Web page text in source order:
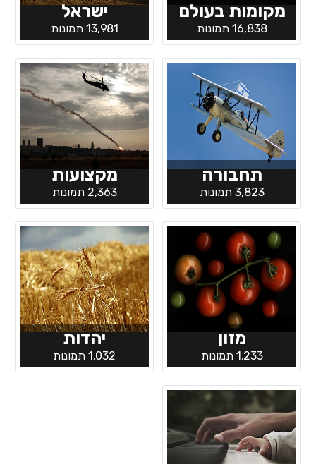
מקומות בעולם
16,838 תמונות
ישראל
13,981 תמונות
תחבורה
3,823 תמונות
מקצועות
2,363 תמונות
מזון
1,233 תמונות
יהדות
1,032 תמונות